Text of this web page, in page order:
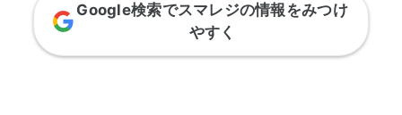
Google検索でスマレジの情報をみつけ
やすく